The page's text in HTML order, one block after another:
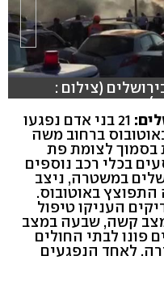
(צילום :
21 בני אדם נפגעו
ברחוב משה
בסמוך לצומת פת
בכלי רכב נוספים
במשטרה, ניצב
התפוצץ באוטובוס.
העניקו טיפול
קשה, שבעה במצב
פונו לבתי החולים
לאחד הנפגעים